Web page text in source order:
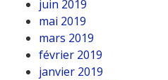
juin 2019
mai 2019
mars 2019
février 2019
janvier 2019